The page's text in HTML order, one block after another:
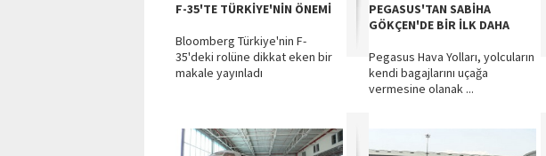
F-35'TE TÜRKİYE'NİN ÖNEMİ
Bloomberg Türkiye'nin F-
35'deki rolüne dikkat eken bir
makale yayınladı
PEGASUS'TAN SABİHA
GÖKÇEN'DE BİR İLK DAHA
Pegasus Hava Yolları, yolcuların
kendi bagajlarını uçağa
vermesine olanak ...